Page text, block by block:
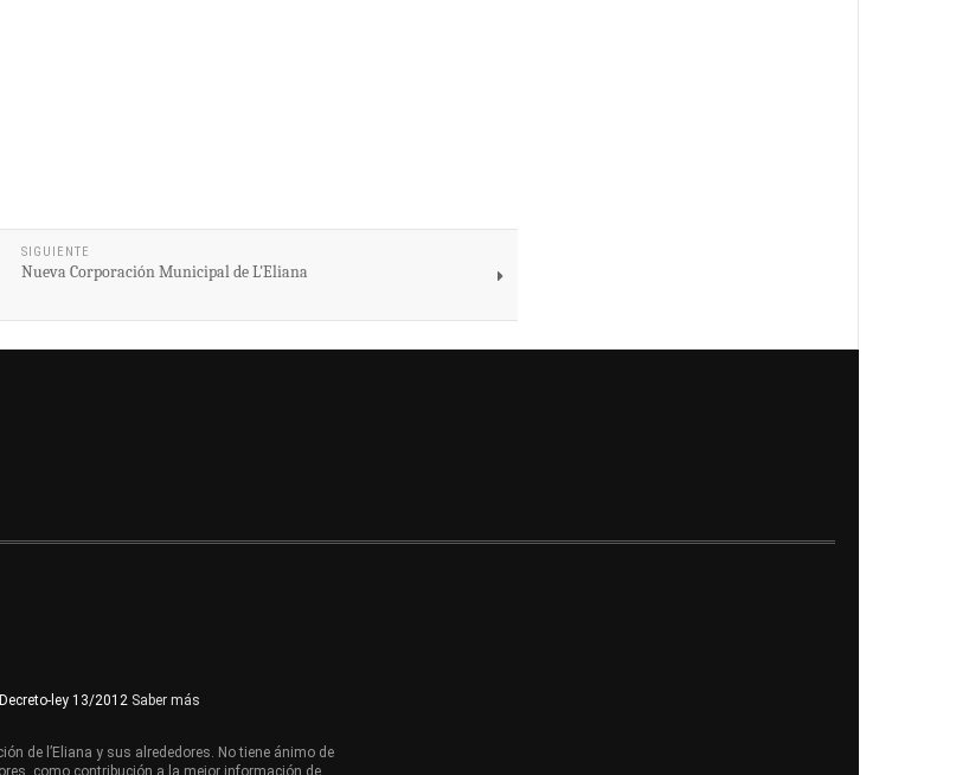
SIGUIENTE
Nueva Corporación Municipal de L'Eliana
ley 13/2012 Saber más
de l’Eliana y sus alrededores. No tiene ánimo de
como contribución a la mejor información de